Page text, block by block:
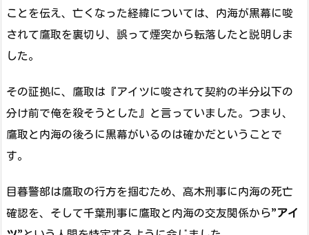
ことを伝え、亡くなった経緯については、内海が黒幕に唆
されて鷹取を裏切り、誤って煙突から転落したと説明しま
した。
その証拠に、鷹取は『アイツに唆されて契約の半分以下の
分け前で俺を殺そうとした』と言っていました。つまり、
鷹取と内海の後ろに黒幕がいるのは確かだということで
す。
目暮警部は鷹取の行方を掴むため、高木刑事に内海の死亡
確認を、そして千葉刑事に鷹取と内海の交友関係から”アイ